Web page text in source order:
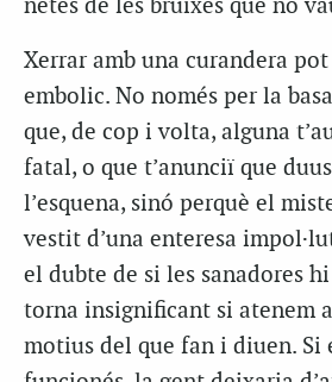
netes de les bruixes que no
Xerrar amb una curandera
embolic. No només per la
que, de cop i volta, alguna
fatal, o que t’anunciï que
l’esquena, sinó perquè el
vestit d’una enteresa
el dubte de si les sanadores
torna insignificant si atenem
motius del que fan i diuen. Si